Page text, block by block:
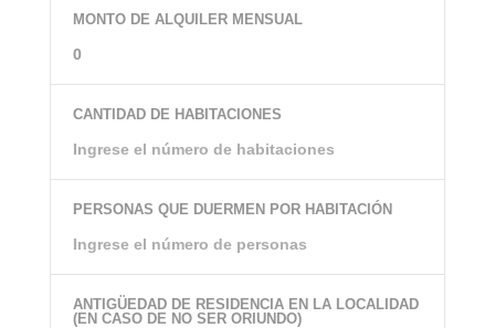
MONTO DE ALQUILER MENSUAL
CANTIDAD DE HABITACIONES
PERSONAS QUE DUERMEN POR HABITACIÓN
ANTIGÜEDAD DE RESIDENCIA EN LA LOCALIDAD
(EN CASO DE NO SER ORIUNDO)